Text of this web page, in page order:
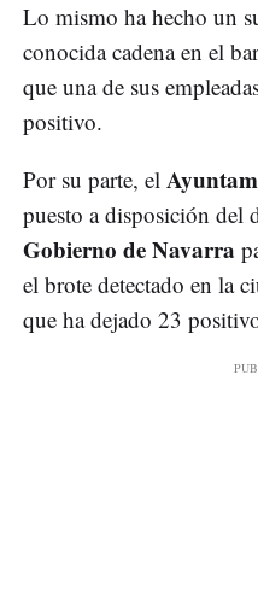
Lo mismo ha hecho un
conocida cadena en el
que una de sus
positivo.
Por su parte, el
puesto a disposición del
Gobierno de Navarra
el brote detectado en la
que ha dejado 23